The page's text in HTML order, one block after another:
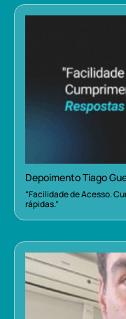
Depoimento Tiago
“Facilidade de Acesso.
rápidas.”